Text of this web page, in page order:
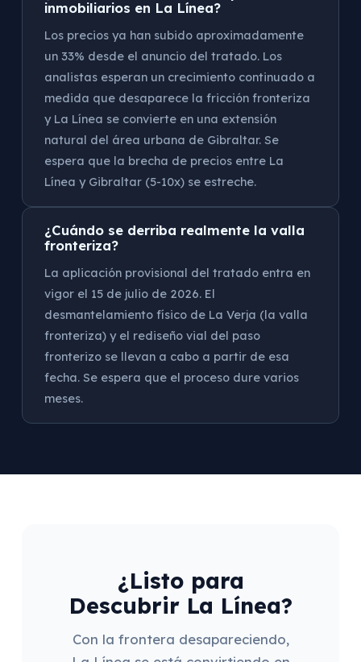
inmobiliarios en La Línea?
Los precios ya han subido aproximadamente
un 33% desde el anuncio del tratado. Los
analistas esperan un crecimiento continuado a
medida que desaparece la fricción fronteriza
y La Línea se convierte en una extensión
natural del área urbana de Gibraltar. Se
espera que la brecha de precios entre La
Línea y Gibraltar (5-10x) se estreche.
¿Cuándo se derriba realmente la valla
fronteriza?
La aplicación provisional del tratado entra en
vigor el 15 de julio de 2026. El
desmantelamiento físico de La Verja (la valla
fronteriza) y el rediseño vial del paso
fronterizo se llevan a cabo a partir de esa
fecha. Se espera que el proceso dure varios
meses.
¿Listo para
Descubrir La Línea?
Con la frontera desapareciendo,